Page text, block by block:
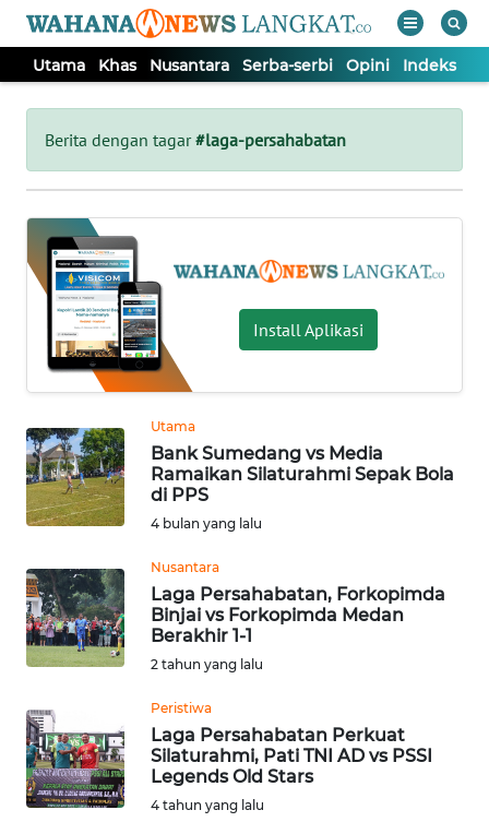
Utama Khas Nusantara Serba-serbi Opini Indeks
Berita dengan tagar#laga-persahabatan
Install Aplikasi
Utama
Bank Sumedang vs Media
Ramaikan Silaturahmi Sepak Bola
di PPS
4 bulan yang lalu
Nusantara
Laga Persahabatan, Forkopimda
Binjai vs Forkopimda Medan
Berakhir 1-1
2 tahun yang lalu
Peristiwa
Laga Persahabatan Perkuat
Silaturahmi, Pati TNI AD vs PSSI
Legends Old Stars
4 tahun yang lalu
Tutup
UTAMA
KHAS
NUSANTARA
SERBA-
SERBI
OPINI
Informasi
INDEKS
BERITA
KONTAK
KAMI
INFO
IKLAN
TENTANG